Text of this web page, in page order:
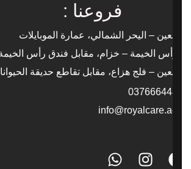
فروعنا :
العين – اليحر الشمالي، عمارة الموبايلات
رأس الخيمة – خزام، مقابل فندق رأس الخيمة
العين – فلج هزاع، مقابل تقاطع حديقة الحيوانات
037666448
info@royalcare.ae